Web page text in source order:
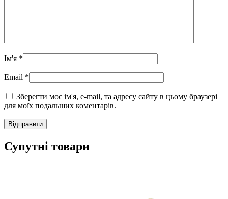
Ім'я *
Email *
Зберегти моє ім'я, e-mail, та адресу сайту в цьому браузері
для моїх подальших коментарів.
Супутні товари